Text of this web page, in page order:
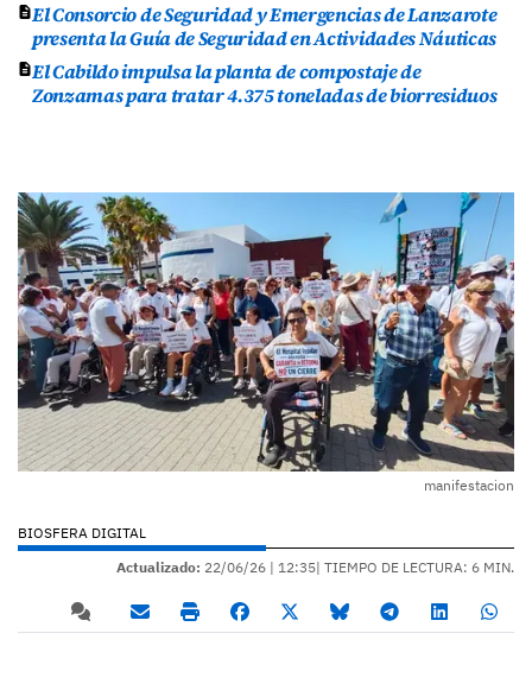
El Consorcio de Seguridad y Emergencias de Lanzarote
presenta la Guía de Seguridad en Actividades Náuticas
El Cabildo impulsa la planta de compostaje de
Zonzamas para tratar 4.375 toneladas de biorresiduos
manifestacion
BIOSFERA DIGITAL
Actualizado: 22/06/26 | 12:35| TIEMPO DE LECTURA: 6 MIN.